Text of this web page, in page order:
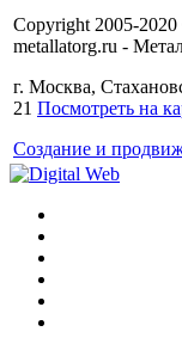
Copyright 2005-
metallatorg.ru -
г. Москва,
21 Посмотреть на
Создание и